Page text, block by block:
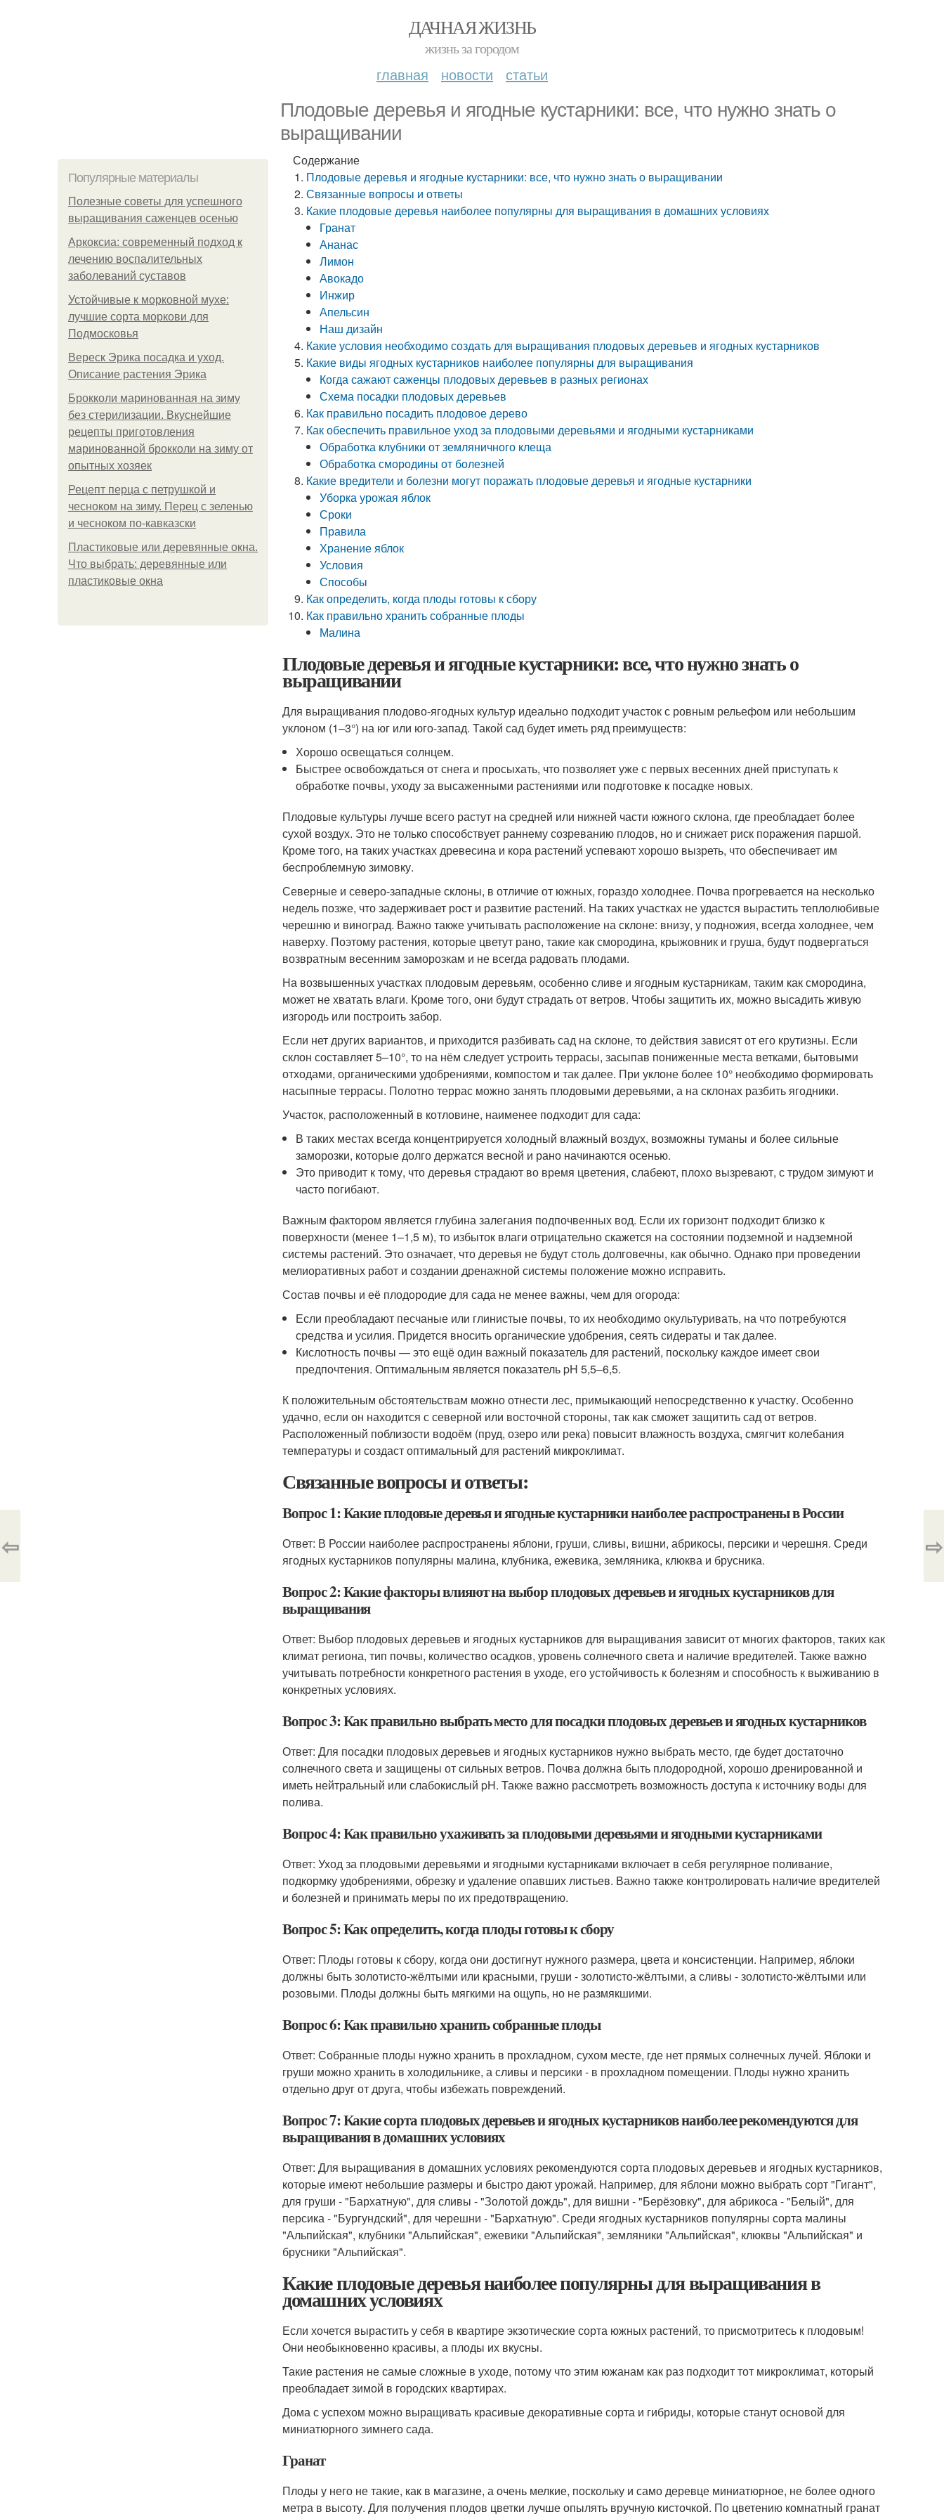
ДАЧНАЯ ЖИЗНЬ
жизнь за городом
главная новости статьи
Плодовые деревья и ягодные кустарники: все, что нужно знать о
выращивании
Популярные материалы
Полезные советы для успешного
выращивания саженцев осенью
Аркоксиа: современный подход к
лечению воспалительных
заболеваний суставов
Устойчивые к морковной мухе:
лучшие сорта моркови для
Подмосковья
Вереск Эрика посадка и уход.
Описание растения Эрика
Брокколи маринованная на зиму
без стерилизации. Вкуснейшие
рецепты приготовления
маринованной брокколи на зиму от
опытных хозяек
Рецепт перца с петрушкой и
чесноком на зиму. Перец с зеленью
и чесноком по-кавказски
Пластиковые или деревянные окна.
Что выбрать: деревянные или
пластиковые окна
Содержание
Плодовые деревья и ягодные кустарники: все, что нужно знать о выращивании
Связанные вопросы и ответы
Какие плодовые деревья наиболее популярны для выращивания в домашних условиях
Гранат
Ананас
Лимон
Авокадо
Инжир
Апельсин
Наш дизайн
Какие условия необходимо создать для выращивания плодовых деревьев и ягодных кустарников
Какие виды ягодных кустарников наиболее популярны для выращивания
Когда сажают саженцы плодовых деревьев в разных регионах
Схема посадки плодовых деревьев
Как правильно посадить плодовое дерево
Как обеспечить правильное уход за плодовыми деревьями и ягодными кустарниками
Обработка клубники от земляничного клеща
Обработка смородины от болезней
Какие вредители и болезни могут поражать плодовые деревья и ягодные кустарники
Уборка урожая яблок
Сроки
Правила
Хранение яблок
Условия
Способы
Как определить, когда плоды готовы к сбору
Как правильно хранить собранные плоды
Малина
Плодовые деревья и ягодные кустарники: все, что нужно знать о
выращивании
Для выращивания плодово-ягодных культур идеально подходит участок с ровным рельефом или небольшим
уклоном (1–3°) на юг или юго-запад. Такой сад будет иметь ряд преимуществ:
Хорошо освещаться солнцем.
Быстрее освобождаться от снега и просыхать, что позволяет уже с первых весенних дней приступать к
обработке почвы, уходу за высаженными растениями или подготовке к посадке новых.
Плодовые культуры лучше всего растут на средней или нижней части южного склона, где преобладает более
сухой воздух. Это не только способствует раннему созреванию плодов, но и снижает риск поражения паршой.
Кроме того, на таких участках древесина и кора растений успевают хорошо вызреть, что обеспечивает им
беспроблемную зимовку.
Северные и северо-западные склоны, в отличие от южных, гораздо холоднее. Почва прогревается на несколько
недель позже, что задерживает рост и развитие растений. На таких участках не удастся вырастить теплолюбивые
черешню и виноград. Важно также учитывать расположение на склоне: внизу, у подножия, всегда холоднее, чем
наверху. Поэтому растения, которые цветут рано, такие как смородина, крыжовник и груша, будут подвергаться
возвратным весенним заморозкам и не всегда радовать плодами.
На возвышенных участках плодовым деревьям, особенно сливе и ягодным кустарникам, таким как смородина,
может не хватать влаги. Кроме того, они будут страдать от ветров. Чтобы защитить их, можно высадить живую
изгородь или построить забор.
Если нет других вариантов, и приходится разбивать сад на склоне, то действия зависят от его крутизны. Если
склон составляет 5–10°, то на нём следует устроить террасы, засыпав пониженные места ветками, бытовыми
отходами, органическими удобрениями, компостом и так далее. При уклоне более 10° необходимо формировать
насыпные террасы. Полотно террас можно занять плодовыми деревьями, а на склонах разбить ягодники.
Участок, расположенный в котловине, наименее подходит для сада:
В таких местах всегда концентрируется холодный влажный воздух, возможны туманы и более сильные
заморозки, которые долго держатся весной и рано начинаются осенью.
Это приводит к тому, что деревья страдают во время цветения, слабеют, плохо вызревают, с трудом зимуют и
часто погибают.
Важным фактором является глубина залегания подпочвенных вод. Если их горизонт подходит близко к
поверхности (менее 1–1,5 м), то избыток влаги отрицательно скажется на состоянии подземной и надземной
системы растений. Это означает, что деревья не будут столь долговечны, как обычно. Однако при проведении
мелиоративных работ и создании дренажной системы положение можно исправить.
Состав почвы и её плодородие для сада не менее важны, чем для огорода:
Если преобладают песчаные или глинистые почвы, то их необходимо окультуривать, на что потребуются
средства и усилия. Придется вносить органические удобрения, сеять сидераты и так далее.
Кислотность почвы — это ещё один важный показатель для растений, поскольку каждое имеет свои
предпочтения. Оптимальным является показатель pH 5,5–6,5.
К положительным обстоятельствам можно отнести лес, примыкающий непосредственно к участку. Особенно
удачно, если он находится с северной или восточной стороны, так как сможет защитить сад от ветров.
Расположенный поблизости водоём (пруд, озеро или река) повысит влажность воздуха, смягчит колебания
температуры и создаст оптимальный для растений микроклимат.
Связанные вопросы и ответы:
Вопрос 1: Какие плодовые деревья и ягодные кустарники наиболее распространены в России
Ответ: В России наиболее распространены яблони, груши, сливы, вишни, абрикосы, персики и черешня. Среди
ягодных кустарников популярны малина, клубника, ежевика, земляника, клюква и брусника.
Вопрос 2: Какие факторы влияют на выбор плодовых деревьев и ягодных кустарников для
выращивания
Ответ: Выбор плодовых деревьев и ягодных кустарников для выращивания зависит от многих факторов, таких как
климат региона, тип почвы, количество осадков, уровень солнечного света и наличие вредителей. Также важно
учитывать потребности конкретного растения в уходе, его устойчивость к болезням и способность к выживанию в
конкретных условиях.
Вопрос 3: Как правильно выбрать место для посадки плодовых деревьев и ягодных кустарников
Ответ: Для посадки плодовых деревьев и ягодных кустарников нужно выбрать место, где будет достаточно
солнечного света и защищены от сильных ветров. Почва должна быть плодородной, хорошо дренированной и
иметь нейтральный или слабокислый pH. Также важно рассмотреть возможность доступа к источнику воды для
полива.
Вопрос 4: Как правильно ухаживать за плодовыми деревьями и ягодными кустарниками
Ответ: Уход за плодовыми деревьями и ягодными кустарниками включает в себя регулярное поливание,
подкормку удобрениями, обрезку и удаление опавших листьев. Важно также контролировать наличие вредителей
и болезней и принимать меры по их предотвращению.
Вопрос 5: Как определить, когда плоды готовы к сбору
Ответ: Плоды готовы к сбору, когда они достигнут нужного размера, цвета и консистенции. Например, яблоки
должны быть золотисто-жёлтыми или красными, груши - золотисто-жёлтыми, а сливы - золотисто-жёлтыми или
розовыми. Плоды должны быть мягкими на ощупь, но не размякшими.
Вопрос 6: Как правильно хранить собранные плоды
Ответ: Собранные плоды нужно хранить в прохладном, сухом месте, где нет прямых солнечных лучей. Яблоки и
груши можно хранить в холодильнике, а сливы и персики - в прохладном помещении. Плоды нужно хранить
отдельно друг от друга, чтобы избежать повреждений.
Вопрос 7: Какие сорта плодовых деревьев и ягодных кустарников наиболее рекомендуются для
выращивания в домашних условиях
Ответ: Для выращивания в домашних условиях рекомендуются сорта плодовых деревьев и ягодных кустарников,
которые имеют небольшие размеры и быстро дают урожай. Например, для яблони можно выбрать сорт "Гигант",
для груши - "Бархатную", для сливы - "Золотой дождь", для вишни - "Берёзовку", для абрикоса - "Белый", для
персика - "Бургундский", для черешни - "Бархатную". Среди ягодных кустарников популярны сорта малины
"Альпийская", клубники "Альпийская", ежевики "Альпийская", земляники "Альпийская", клюквы "Альпийская" и
брусники "Альпийская".
Какие плодовые деревья наиболее популярны для выращивания в
домашних условиях
Если хочется вырастить у себя в квартире экзотические сорта южных растений, то присмотритесь к плодовым!
Они необыкновенно красивы, а плоды их вкусны.
Такие растения не самые сложные в уходе, потому что этим южанам как раз подходит тот микроклимат, который
преобладает зимой в городских квартирах.
Дома с успехом можно выращивать красивые декоративные сорта и гибриды, которые станут основой для
миниатюрного зимнего сада.
Гранат
Плоды у него не такие, как в магазине, а очень мелкие, поскольку и само деревце миниатюрное, не более одного
метра в высоту. Для получения плодов цветки лучше опылять вручную кисточкой. По цветению комнатный гранат
⇦ ⇨